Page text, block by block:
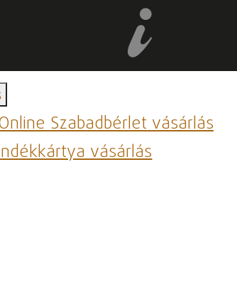
Szabadbérlet vásárlás
vásárlás